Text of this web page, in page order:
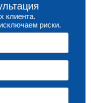
клиента.
риски.